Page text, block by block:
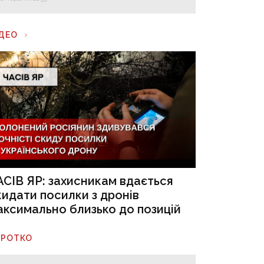
ЯР: захисникам вдається
посилки з дронів
близько до позицій